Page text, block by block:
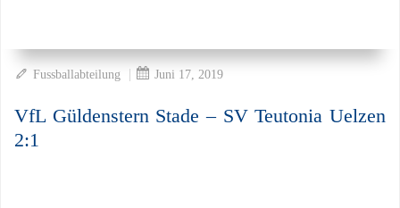
Fussballabteilung | Juni 17, 2019
VfL Güldenstern Stade – SV Teutonia Uelzen
2:1